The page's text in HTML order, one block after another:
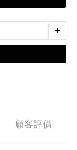
顧客評價